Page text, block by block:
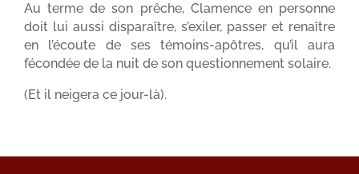
Au terme de son prêche, Clamence en personne
doit lui aussi disparaître, s’exiler, passer et renaître
en l’écoute de ses témoins-apôtres, qu’il aura
fécondée de la nuit de son questionnement solaire.
(Et il neigera ce jour-là).